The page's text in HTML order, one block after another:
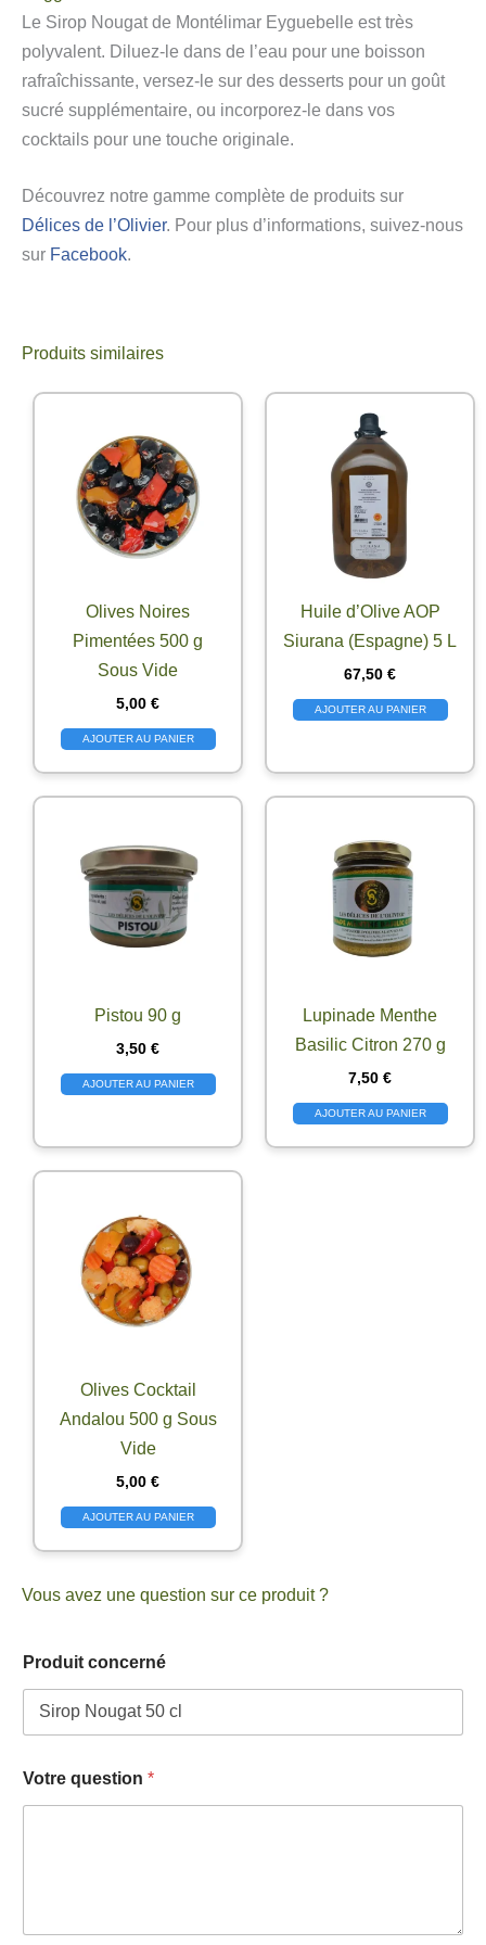
Le Sirop Nougat de Montélimar Eyguebelle est très
polyvalent. Diluez-le dans de l’eau pour une boisson
rafraîchissante, versez-le sur des desserts pour un goût
sucré supplémentaire, ou incorporez-le dans vos
cocktails pour une touche originale.
Découvrez notre gamme complète de produits sur
Délices de l’Olivier. Pour plus d’informations, suivez-nous
sur Facebook.
Produits similaires
Olives Noires
Pimentées 500 g
Sous Vide
5,00 €
AJOUTER AU PANIER
Huile d’Olive AOP
Siurana (Espagne) 5 L
67,50 €
AJOUTER AU PANIER
Pistou 90 g
3,50 €
AJOUTER AU PANIER
Lupinade Menthe
Basilic Citron 270 g
7,50 €
AJOUTER AU PANIER
Olives Cocktail
Andalou 500 g Sous
Vide
5,00 €
AJOUTER AU PANIER
Vous avez une question sur ce produit ?
Produit concerné
o
n
Votre question *